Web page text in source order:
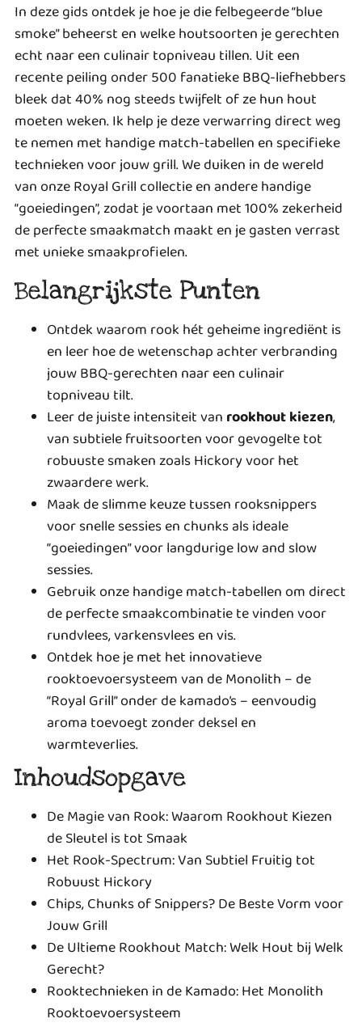
In deze gids ontdek je hoe je die felbegeerde “blue
smoke” beheerst en welke houtsoorten je gerechten
echt naar een culinair topniveau tillen. Uit een
recente peiling onder 500 fanatieke BBQ-liefhebbers
bleek dat 40% nog steeds twijfelt of ze hun hout
moeten weken. Ik help je deze verwarring direct weg
te nemen met handige match-tabellen en specifieke
technieken voor jouw grill. We duiken in de wereld
van onze Royal Grill collectie en andere handige
“goeiedingen”, zodat je voortaan met 100% zekerheid
de perfecte smaakmatch maakt en je gasten verrast
met unieke smaakprofielen.
Belangrijkste Punten
Ontdek waarom rook hét geheime ingrediënt is
en leer hoe de wetenschap achter verbranding
jouw BBQ-gerechten naar een culinair
topniveau tilt.
Leer de juiste intensiteit van rookhout kiezen,
van subtiele fruitsoorten voor gevogelte tot
robuuste smaken zoals Hickory voor het
zwaardere werk.
Maak de slimme keuze tussen rooksnippers
voor snelle sessies en chunks als ideale
“goeiedingen” voor langdurige low and slow
sessies.
Gebruik onze handige match-tabellen om direct
de perfecte smaakcombinatie te vinden voor
rundvlees, varkensvlees en vis.
Ontdek hoe je met het innovatieve
rooktoevoersysteem van de Monolith – de
“Royal Grill” onder de kamado’s – eenvoudig
aroma toevoegt zonder deksel en
warmteverlies.
Inhoudsopgave
De Magie van Rook: Waarom Rookhout Kiezen
de Sleutel is tot Smaak
Het Rook-Spectrum: Van Subtiel Fruitig tot
Robuust Hickory
Chips, Chunks of Snippers? De Beste Vorm voor
Jouw Grill
De Ultieme Rookhout Match: Welk Hout bij Welk
Gerecht?
Rooktechnieken in de Kamado: Het Monolith
Rooktoevoersysteem